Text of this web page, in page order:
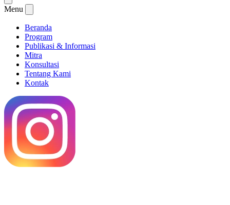
Menu
Beranda
Program
Publikasi & Informasi
Mitra
Konsultasi
Tentang Kami
Kontak